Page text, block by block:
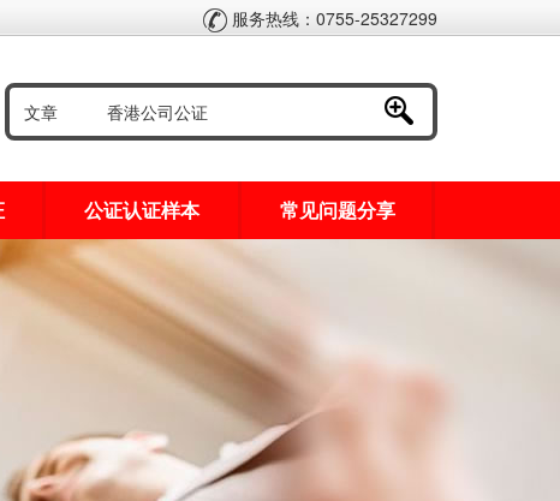
服务热线：0755-25327299
公证认证样本 常见问题分享